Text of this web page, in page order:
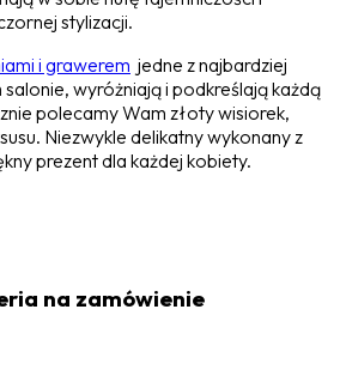
stylizacji.
i grawerem jedne z najbardziej
wyróżniają i podkreślają każdą
polecamy Wam złoty wisiorek,
Niezwykle delikatny wykonany z
prezent dla każdej kobiety.
na zamówienie